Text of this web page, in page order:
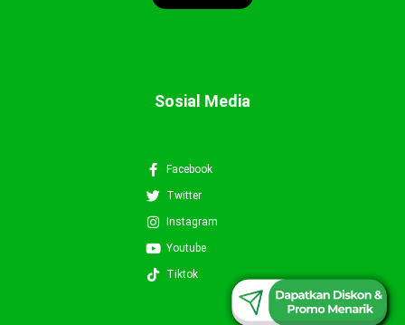
Sosial Media
Facebook
Twitter
Instagram
Youtube
Tiktok